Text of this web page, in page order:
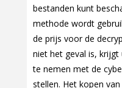
bestanden kunt
methode wordt
de prijs voor de
niet het geval is,
te nemen met de
stellen. Het kopen